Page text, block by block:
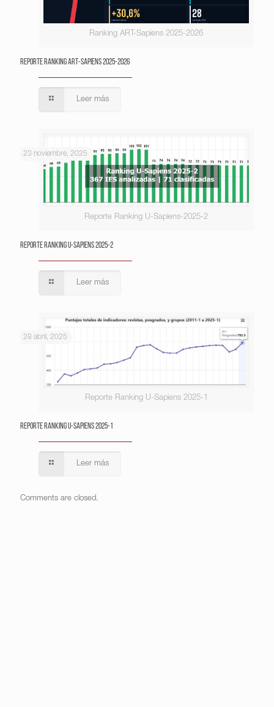
Ranking ART-Sapiens 2025-2026
Reporte Ranking ART-Sapiens 2025-2026
Leer más
Reporte Ranking U-Sapiens-2025-2
23 noviembre, 2025
Reporte Ranking U-Sapiens 2025-2
Leer más
Reporte Ranking U-Sapiens 2025-1
28 abril, 2025
Reporte Ranking U-Sapiens 2025-1
Leer más
Comments are closed.